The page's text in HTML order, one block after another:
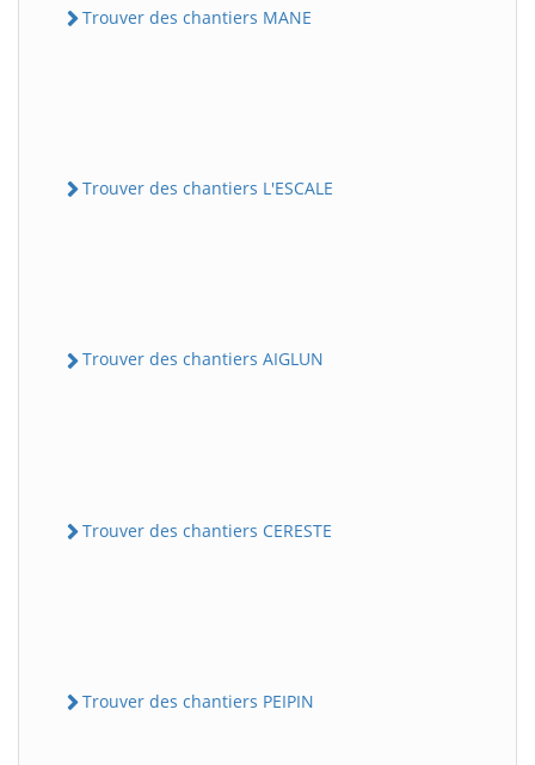
Trouver des chantiers MANE
Trouver des chantiers L'ESCALE
Trouver des chantiers AIGLUN
Trouver des chantiers CERESTE
Trouver des chantiers PEIPIN